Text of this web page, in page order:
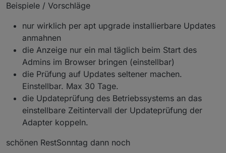
Beispiele / Vorschläge
nur wirklich per apt upgrade installierbare Updates
anmahnen
die Anzeige nur ein mal täglich beim Start des
Admins im Browser bringen (einstellbar)
die Prüfung auf Updates seltener machen.
Einstellbar. Max 30 Tage.
die Updateprüfung des Betriebssystems an das
einstellbare Zeitintervall der Updateprüfung der
Adapter koppeln.
schönen RestSonntag dann noch